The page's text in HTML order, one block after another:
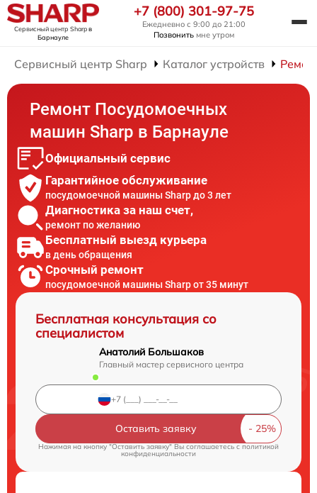
Сервисный центр Sharpв
Барнауле
+7 (800) 301-97-75
Ежедневно с 9:00 до 21:00
Позвонить мне утром
Сервисный центр Sharp Каталог устройств
Ремонт Посудомоечных
машин Sharp в Барнауле
Официальный сервис
Гарантийное обслуживание
посудомоечной машины Sharp до 3 лет
Диагностика за наш счет,
ремонт по желанию
Бесплатный выезд курьера
в день обращения
Срочный ремонт
посудомоечной машины Sharp от 35 минут
Бесплатная консультация со
специалистом
Анатолий Большаков
Главный мастер сервисного центра
Оставить заявку
Нажимая на кнопку "Оставить заявку" Вы соглашаетесь cполитикой
конфиденциальности